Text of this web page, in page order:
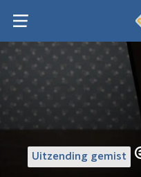
Uitzending gemist